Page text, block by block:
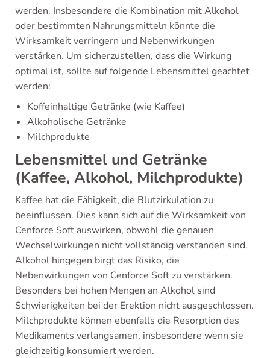
werden. Insbesondere die Kombination mit Alkohol
oder bestimmten Nahrungsmitteln könnte die
Wirksamkeit verringern und Nebenwirkungen
verstärken. Um sicherzustellen, dass die Wirkung
optimal ist, sollte auf folgende Lebensmittel geachtet
werden:
Koffeinhaltige Getränke (wie Kaffee)
Alkoholische Getränke
Milchprodukte
Lebensmittel und Getränke
(Kaffee, Alkohol, Milchprodukte)
Kaffee hat die Fähigkeit, die Blutzirkulation zu
beeinflussen. Dies kann sich auf die Wirksamkeit von
Cenforce Soft auswirken, obwohl die genauen
Wechselwirkungen nicht vollständig verstanden sind.
Alkohol hingegen birgt das Risiko, die
Nebenwirkungen von Cenforce Soft zu verstärken.
Besonders bei hohen Mengen an Alkohol sind
Schwierigkeiten bei der Erektion nicht ausgeschlossen.
Milchprodukte können ebenfalls die Resorption des
Medikaments verlangsamen, insbesondere wenn sie
gleichzeitig konsumiert werden.